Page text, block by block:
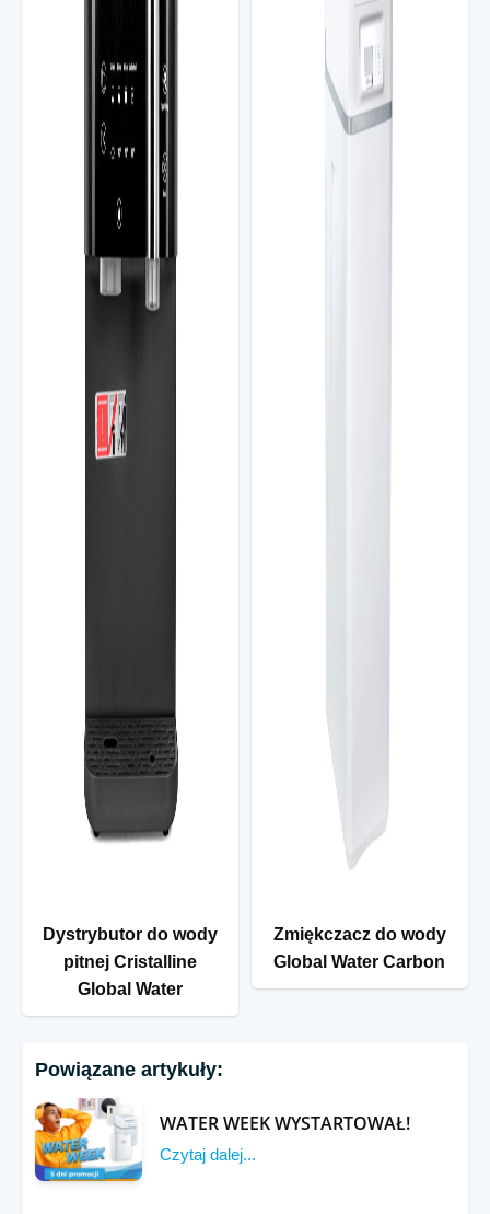
Dystrybutor do wody
pitnej Cristalline
Global Water
Zmiękczacz do wody
Global Water Carbon
Powiązane artykuły:
WATER WEEK WYSTARTOWAŁ!
Czytaj dalej...